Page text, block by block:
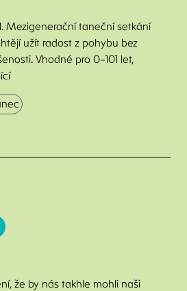
Mezigenerační taneční setkání
užít radost z pohybu bez
Vhodné pro 0–101 let,
že by nás takhle mohli naši